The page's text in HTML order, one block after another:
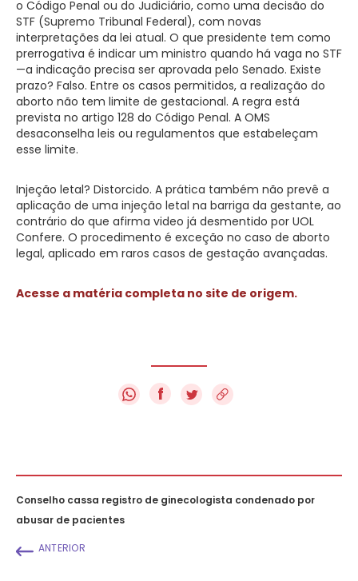
o Código Penal ou do Judiciário, como uma decisão do
STF (Supremo Tribunal Federal), com novas
interpretações da lei atual. O que presidente tem como
prerrogativa é indicar um ministro quando há vaga no STF
—a indicação precisa ser aprovada pelo Senado. Existe
prazo? Falso. Entre os casos permitidos, a realização do
aborto não tem limite de gestacional. A regra está
prevista no artigo 128 do Código Penal. A OMS
desaconselha leis ou regulamentos que estabeleçam
esse limite.
Injeção letal? Distorcido. A prática também não prevê a
aplicação de uma injeção letal na barriga da gestante, ao
contrário do que afirma video já desmentido por UOL
Confere. O procedimento é exceção no caso de aborto
legal, aplicado em raros casos de gestação avançadas.
Acesse a matéria completa no site de origem.
f
Conselho cassa registro de ginecologista condenado por
abusar de pacientes
ANTERIOR